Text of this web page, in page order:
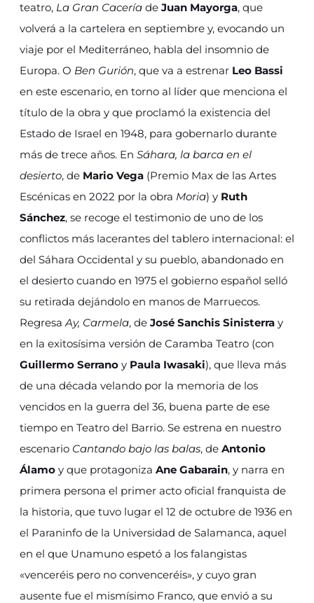
teatro, La Gran Cacería de Juan Mayorga, que
volverá a la cartelera en septiembre y, evocando un
viaje por el Mediterráneo, habla del insomnio de
Europa. O Ben Gurión, que va a estrenar Leo Bassi
en este escenario, en torno al líder que menciona el
título de la obra y que proclamó la existencia del
Estado de Israel en 1948, para gobernarlo durante
más de trece años. En Sáhara, la barca en el
desierto, de Mario Vega (Premio Max de las Artes
Escénicas en 2022 por la obra Moria) y Ruth
Sánchez, se recoge el testimonio de uno de los
conflictos más lacerantes del tablero internacional: el
del Sáhara Occidental y su pueblo, abandonado en
el desierto cuando en 1975 el gobierno español selló
su retirada dejándolo en manos de Marruecos.
RegresaAy, Carmela, de José Sanchis Sinisterra y
en la exitosísima versión de Caramba Teatro (con
Guillermo Serrano y Paula Iwasaki), que lleva más
de una década velando por la memoria de los
vencidos en la guerra del 36, buena parte de ese
tiempo en Teatro del Barrio. Se estrena en nuestro
escenario Cantando bajo las balas, de Antonio
Álamo y que protagoniza Ane Gabarain, y narra en
primera persona el primer acto oficial franquista de
la historia, que tuvo lugar el 12 de octubre de 1936 en
el Paraninfo de la Universidad de Salamanca, aquel
en el que Unamuno espetó a los falangistas
«venceréis pero no convenceréis», y cuyo gran
ausente fue el mismísimo Franco, que envió a su